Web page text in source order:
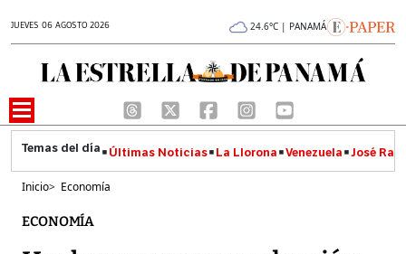
JUEVES 06 AGOSTO 2026 24.6°C | PANAMÁ
Últimas Noticias La Llorona Venezuela José
Inicio> Economía
ECONOMÍA